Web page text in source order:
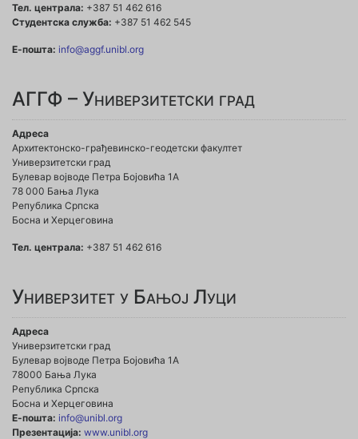
Тел. централа: +387 51 462 616
Студентска служба: +387 51 462 545
Е-пошта: info@aggf.unibl.org
АГГФ – Универзитетски град
Адреса
Архитектонско-грађевинско-геодетски факултет
Универзитетски град
Булевар војводе Петра Бојовића 1A
78 000 Бања Лука
Република Српска
Босна и Херцеговина
Тел. централа: +387 51 462 616
Универзитет у Бањој Луци
Адреса
Универзитетски град
Булевар војводе Петра Бојовића 1А
78000 Бања Лука
Република Српска
Босна и Херцеговина
Е-пошта: info@unibl.org
Презентација: www.unibl.org